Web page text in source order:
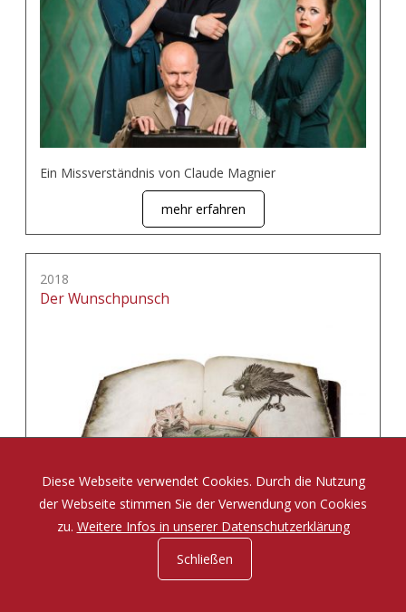
Ein Missverständnis von Claude Magnier
mehr erfahren
2018
Der Wunschpunsch
Eine Zauberposse von Michael Ende
Diese Webseite verwendet Cookies. Durch die Nutzung
der Webseite stimmen Sie der Verwendung von Cookies
zu. Weitere Infos in unserer Datenschutzerklärung
Schließen